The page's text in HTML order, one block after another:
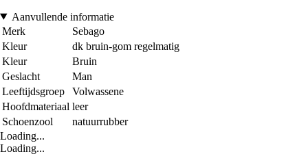
Aanvullende informatie
Merk
Sebago
Kleur
dk bruin-gom regelmatig
Kleur
Bruin
Geslacht
Man
Leeftijdsgroep
Volwassene
Hoofdmateriaal leer
Schoenzool
natuurrubber
Loading...
Loading...